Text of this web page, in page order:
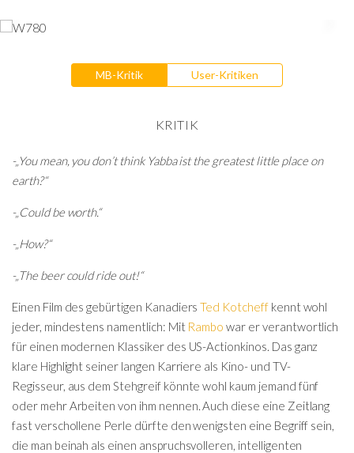
MB-Kritik User-Kritiken
KRITIK
-„You mean, you don’t think Yabba ist the greatest little place on
earth?“
-„Could be worth.“
-„How?“
-„The beer could ride out!“
Einen Film des gebürtigen KanadiersTed Kotcheffkennt wohl
jeder, mindestens namentlich: Mit Rambo war er verantwortlich
für einen modernen Klassiker des US-Actionkinos. Das ganz
klare Highlight seiner langen Karriere als Kino- und TV-
Regisseur, aus dem Stehgreif könnte wohl kaum jemand fünf
oder mehr Arbeiten von ihm nennen. Auch diese eine Zeitlang
fast verschollene Perle dürfte den wenigsten eine Begriff sein,
die man beinah als einen anspruchsvolleren, intelligenten